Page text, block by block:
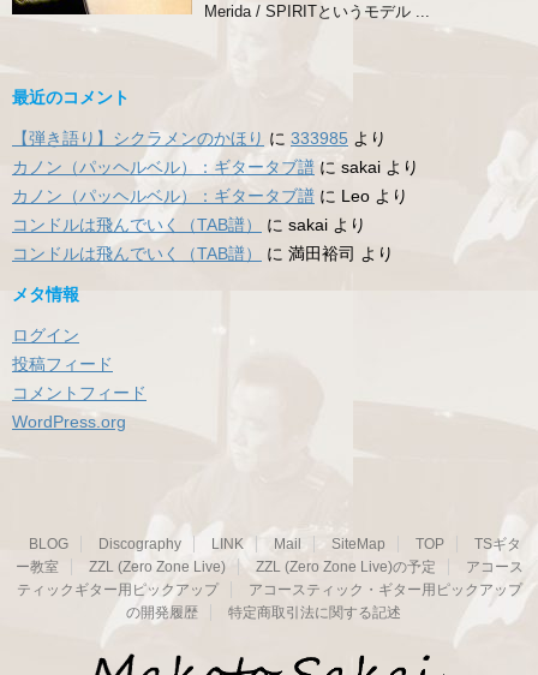
Merida / SPIRITというモデル ...
最近のコメント
【弾き語り】シクラメンのかほり に 333985 より
カノン（パッヘルベル）：ギタータブ譜 に sakai より
カノン（パッヘルベル）：ギタータブ譜 に Leo より
コンドルは飛んでいく（TAB譜）
に sakai より
コンドルは飛んでいく（TAB譜）
に 満田裕司 より
メタ情報
ログイン
投稿フィード
コメントフィード
WordPress.org
BLOG Discography LINK Mail SiteMap TOP
TSギタ
ー教室
ZZL (Zero Zone Live) ZZL (Zero Zone Live)の予定
アコース
ティックギター用ピックアップ
アコースティック・ギター用ピックアップ
の開発履歴
特定商取引法に関する記述